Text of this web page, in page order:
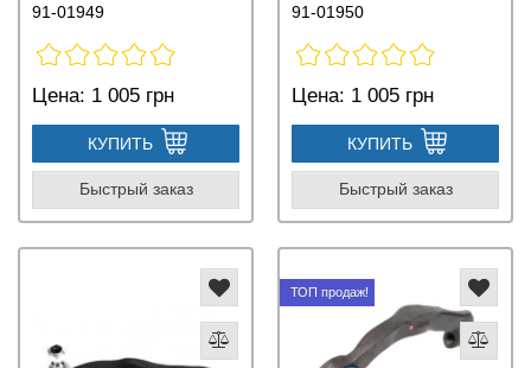
91-01949
Цена: 1 005 грн
КУПИТЬ
Быстрый заказ
91-01950
Цена: 1 005 грн
КУПИТЬ
Быстрый заказ
ТОП продаж!